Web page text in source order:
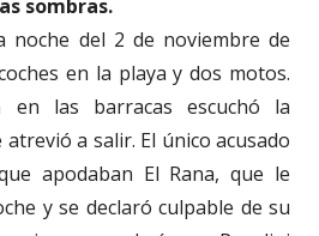
sombras.
noche del 2 de noviembre de
en la playa y dos motos.
en las barracas escuchó la
a salir. El único acusado
apodaban El Rana, que le
y se declaró culpable de su